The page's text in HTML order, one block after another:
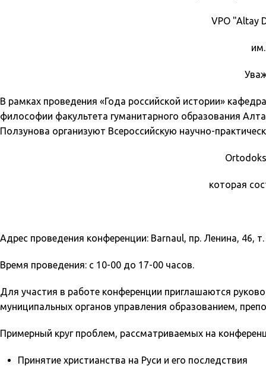
VPO "Altay
В рамках проведения «Года российской истории»
философии факультета гуманитарного образования
Ползунова организуют Всероссийскую научно-
которая
Адрес проведения конференции: Barnaul, пр. Ленина, 46,
Время проведения: с 10-00 до 17-00 часов.
Для участия в работе конференции приглашаются
муниципальных органов управления образованием,
Примерный круг проблем, рассматриваемых на
Принятие христианства на Руси и его последствия